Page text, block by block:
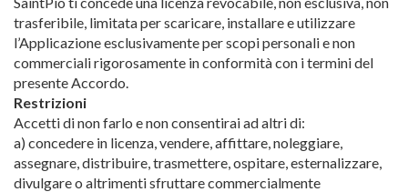
trasferibile, limitata per scaricare, installare e utilizzare
l’Applicazione esclusivamente per scopi personali e non
commerciali rigorosamente in conformità con i termini del
presente Accordo.
Restrizioni
Accetti di non farlo e non consentirai ad altri di:
a) concedere in licenza, vendere, affittare, noleggiare,
assegnare, distribuire, trasmettere, ospitare, esternalizzare,
divulgare o altrimenti sfruttare commercialmente